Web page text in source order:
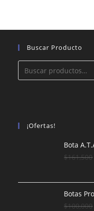
Buscar Producto
¡Ofertas!
Bota
$161,500
Botas
$100,000